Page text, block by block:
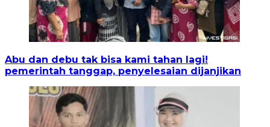
Abu dan debu tak bisa kami tahan lagi!
pemerintah tanggap, penyelesaian dijanjikan